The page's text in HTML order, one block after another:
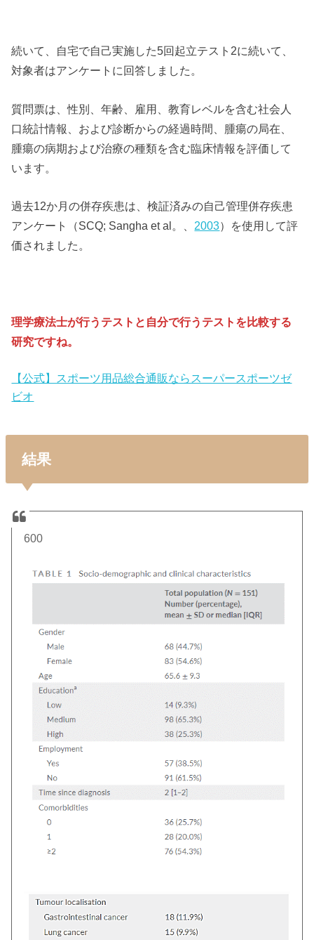
続いて、自宅で自己実施した5回起立テスト2に続いて、
対象者はアンケートに回答しました。
質問票は、性別、年齢、雇用、教育レベルを含む社会人
口統計情報、および診断からの経過時間、腫瘍の局在、
腫瘍の病期および治療の種類を含む臨床情報を評価して
います。
過去12か月の併存疾患は、検証済みの自己管理併存疾患
アンケート（SCQ; Sangha et al。、 2003）を使用して評
価されました。
理学療法士が行うテストと自分で行うテストを比較する
研究ですね。
【公式】スポーツ用品総合通販ならスーパースポーツゼ
ビオ
結果
600